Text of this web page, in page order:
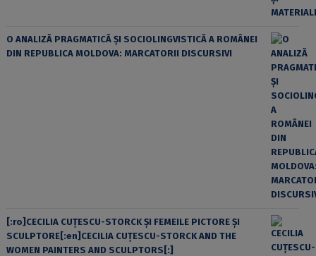
O ANALIZĂ PRAGMATICĂ ȘI SOCIOLINGVISTICĂ A ROMÂNEI
DIN REPUBLICA MOLDOVA: MARCATORII DISCURSIVI
[:ro]CECILIA CUŢESCU-STORCK ŞI FEMEILE PICTORE ŞI
SCULPTORE[:en]CECILIA CUŢESCU-STORCK AND THE
WOMEN PAINTERS AND SCULPTORS[:]